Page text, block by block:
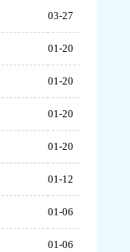
03-27
01-20
01-20
01-20
01-20
01-12
01-06
01-06